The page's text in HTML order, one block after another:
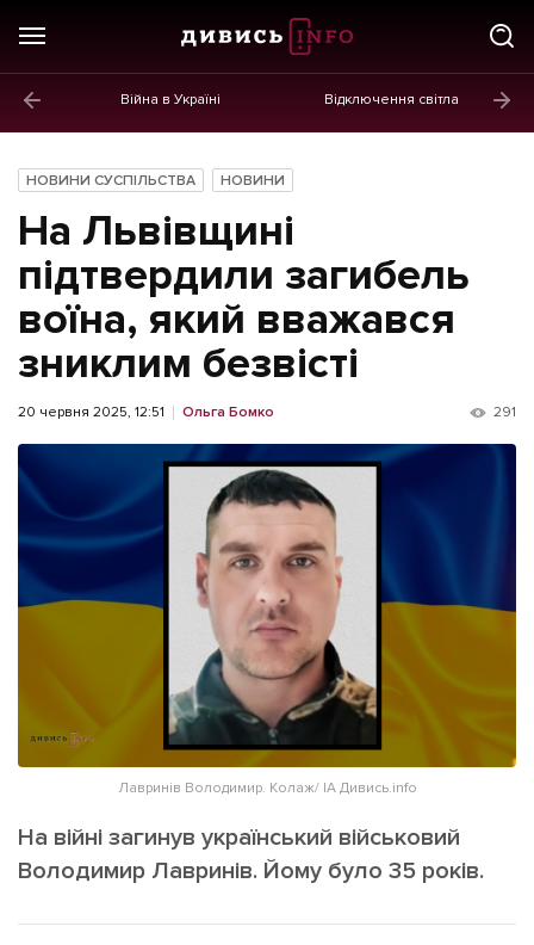
Війна в Україні Відключення світла
Новини
Політика
Економіка
Бізнес
Життя
Культура
Афіша
ІНШЕ
Інтерв'ю
Погляди
Прес-релізи
Фото/Відео
Made in Lviv
НОВИНИ СУСПІЛЬСТВА НОВИНИ
На Львівщині
підтвердили загибель
воїна, який вважався
зниклим безвісті
20 червня 2025, 12:51 Ольга Бомко 291
Лавринів Володимир. Колаж/ ІА Дивись.info
На війні загинув український військовий
Володимир Лавринів. Йому було 35 років.